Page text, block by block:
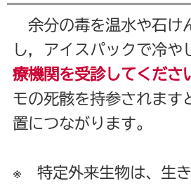
余分の毒を温水や石け
し，アイスパックで冷や
療機関を受診してくださ
モの死骸を持参されます
置につながります。
※ 特定外来生物は、生